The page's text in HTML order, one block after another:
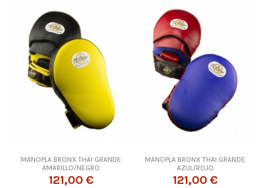
MANOPLA BRONX THAI GRANDE
AMARILLO/NEGRO
121,00 €
MANOPLA BRONX THAI GRANDE
AZUL/ROJO
121,00 €